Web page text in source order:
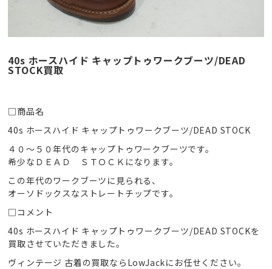
40s ホースハイド キャップトゥワークブーツ/DEAD
STOCK買取
□商品名
40s ホースハイド キャップトゥワークブーツ/DEAD STOCK
４０〜５０年代のキャップトゥワークブーツです。
希少なＤＥＡＤ ＳＴＯＣＫになります。
この年代のワークブーツに見られる、
オーソドックスなストレートチップです。
□コメント
40s ホースハイド キャップトゥワークブーツ/DEAD STOCKを
買取させていただきました。
ヴィンテージ 古着の買取ならLowJackにお任せください。